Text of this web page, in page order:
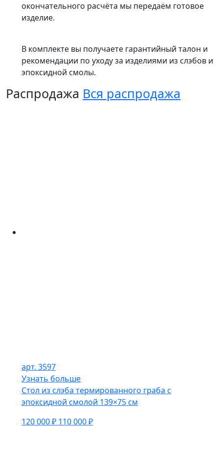
окончательного расчёта мы передаём готовое
изделие.
В комплекте вы получаете гарантийный талон и
рекомендации по уходу за изделиями из слэбов и
эпоксидной смолы.
Распродажа Вся распродажа
арт. 3597
Узнать больше
Стол из слэба термированного граба с
эпоксидной смолой 139×75 см
120 000 ₽ 110 000 ₽